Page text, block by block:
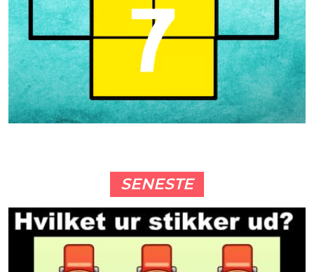
SENESTE